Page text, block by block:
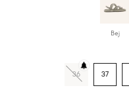
Bej
36 37